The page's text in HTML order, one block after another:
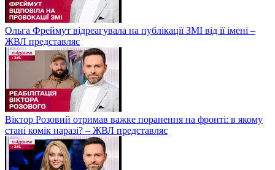
Ольга Фреймут відреагувала на публікації ЗМІ від її імені –
ЖВЛ представляє
Віктор Розовий отримав важке поранення на фронті: в якому
стані комік наразі? – ЖВЛ представляє